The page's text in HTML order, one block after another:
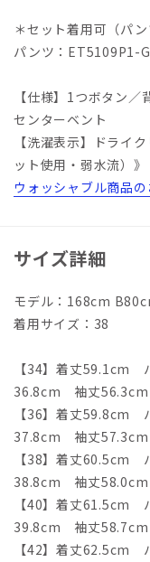
＊セット着用可（パ
パンツ：ET5109P1-
【仕様】1つボタン
センターベント
【洗濯表示】ドライ
ット使用・弱水流）》
ウォッシャブル商品
サイズ詳細
モデル：168cm
着用サイズ：38
【34】着丈
36.8cm 袖丈56.3cm
【36】着丈
37.8cm 袖丈57.3cm
【38】着丈
38.8cm 袖丈58.0cm
【40】着丈
39.8cm 袖丈58.7cm
【42】着丈